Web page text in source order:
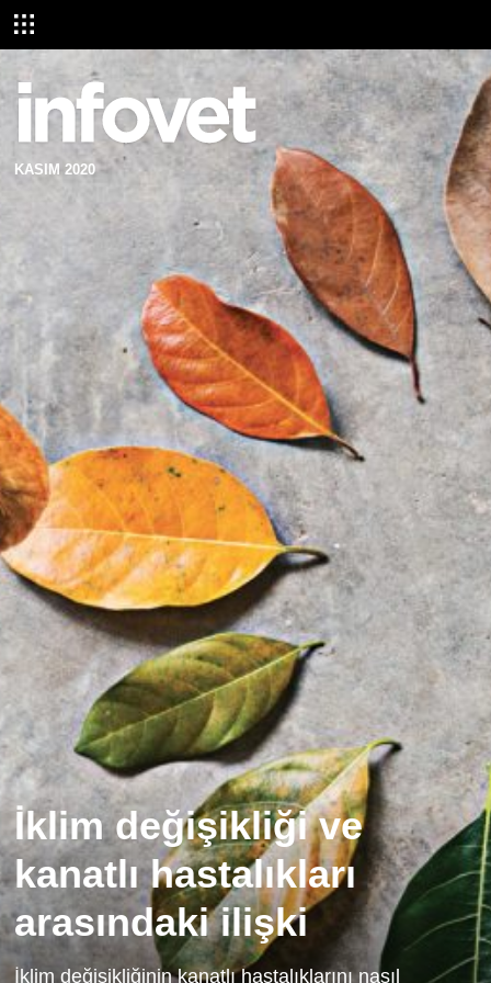
KASIM 2020
İklim değişikliği ve
kanatlı hastalıkları
arasındaki ilişki
İklim değişikliğinin kanatlı hastalıklarını nasıl